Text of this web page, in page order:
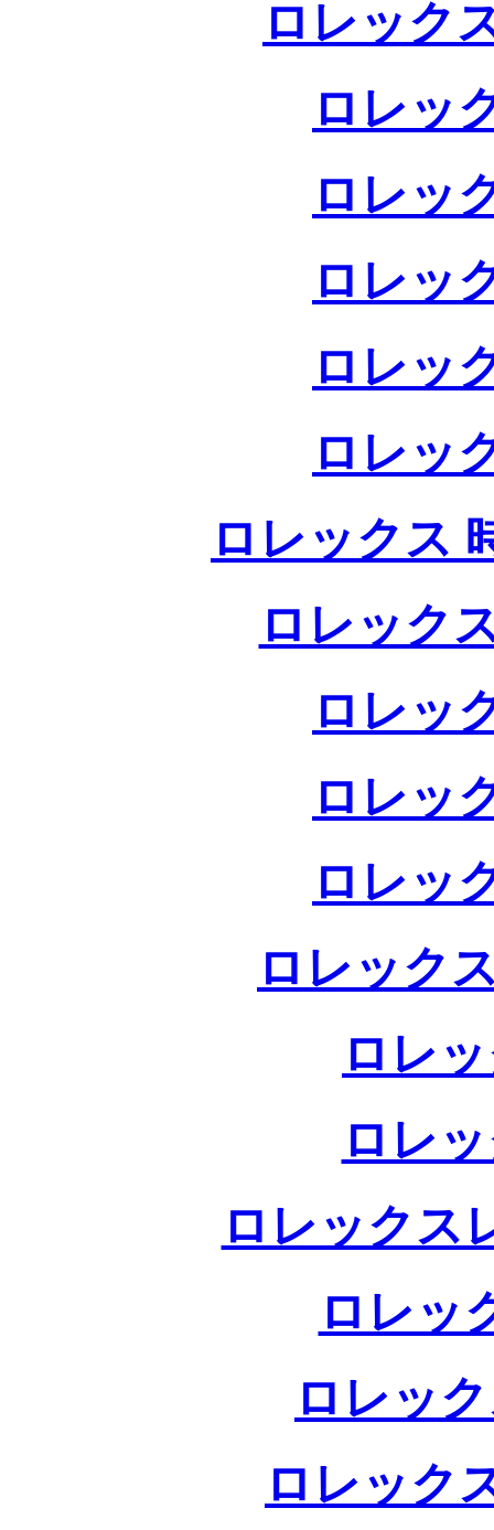
ロレック
ロレッ
ロレッ
ロレッ
ロレッ
ロレッ
ロレックス
ロレック
ロレッ
ロレッ
ロレッ
ロレック
ロレ
ロレ
ロレックス
ロレッ
ロレッ
ロレック